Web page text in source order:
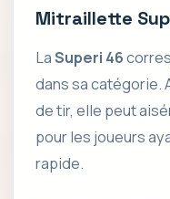
Mitraillette
LaSuperi 46
dans sa catégorie.
de tir, elle peut
pour les joueurs
rapide.